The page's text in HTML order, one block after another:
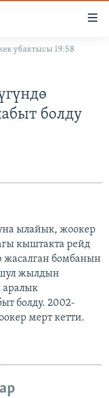
убактысы 19:58
болду
ылайык, жоокер
кыштакта рейд
жасалган бомбанын
жылдын
аралык
болду. 2002-
мерт кетти.